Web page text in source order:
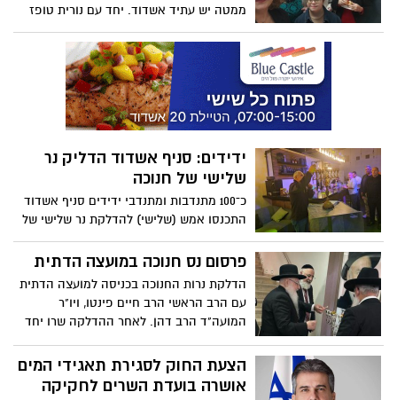
ממטה יש עתיד אשדוד. יחד עם נורית טופז
יו"ר תושווים יחד עם בוגרי תיסמותק
ידידים: סניף אשדוד הדליק נר
שלישי של חנוכה
כ־100 מתנדבות ומתנדבי ידידים סניף אשדוד
התכנסו אמש (שלישי) להדלקת נר שלישי של
חג החנוכה, באולמי "בנג'מין – אירועי שף”
באשדוד
פרסום נס חנוכה במועצה הדתית
הדלקת נרות החנוכה בכניסה למועצה הדתית
עם הרב הראשי הרב חיים פינטו, ויו"ר
המועה"ד הרב דהן. לאחר ההדלקה שרו יחד
הצעת החוק לסגירת תאגידי המים
אושרה בועדת השרים לחקיקה